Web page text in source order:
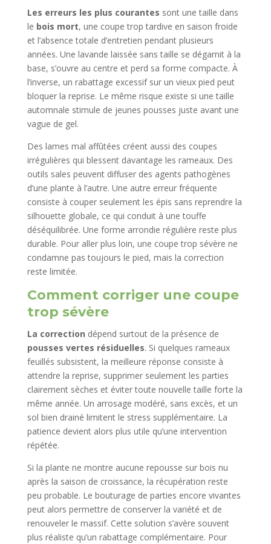
Les erreurs les plus courantes sont une taille dans
le bois mort, une coupe trop tardive en saison froide
et l’absence totale d’entretien pendant plusieurs
années. Une lavande laissée sans taille se dégarnit à la
base, s’ouvre au centre et perd sa forme compacte. À
l’inverse, un rabattage excessif sur un vieux pied peut
bloquer la reprise. Le même risque existe si une taille
automnale stimule de jeunes pousses juste avant une
vague de gel.
Des lames mal affûtées créent aussi des coupes
irrégulières qui blessent davantage les rameaux. Des
outils sales peuvent diffuser des agents pathogènes
d’une plante à l’autre. Une autre erreur fréquente
consiste à couper seulement les épis sans reprendre la
silhouette globale, ce qui conduit à une touffe
déséquilibrée. Une forme arrondie régulière reste plus
durable. Pour aller plus loin, une coupe trop sévère ne
condamne pas toujours le pied, mais la correction
reste limitée.
Comment corriger une coupe
trop sévère
La correction dépend surtout de la présence de
pousses vertes résiduelles. Si quelques rameaux
feuillés subsistent, la meilleure réponse consiste à
attendre la reprise, supprimer seulement les parties
clairement sèches et éviter toute nouvelle taille forte la
même année. Un arrosage modéré, sans excès, et un
sol bien drainé limitent le stress supplémentaire. La
patience devient alors plus utile qu’une intervention
répétée.
Si la plante ne montre aucune repousse sur bois nu
après la saison de croissance, la récupération reste
peu probable. Le bouturage de parties encore vivantes
peut alors permettre de conserver la variété et de
renouveler le massif. Cette solution s’avère souvent
plus réaliste qu’un rabattage complémentaire. Pour